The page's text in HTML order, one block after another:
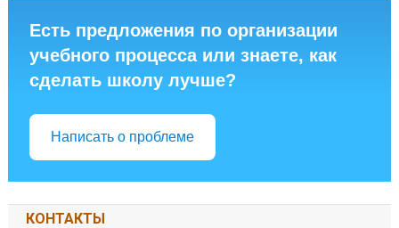
Есть предложения по организации
учебного процесса или знаете, как
сделать школу лучше?
Написать о проблеме
КОНТАКТЫ